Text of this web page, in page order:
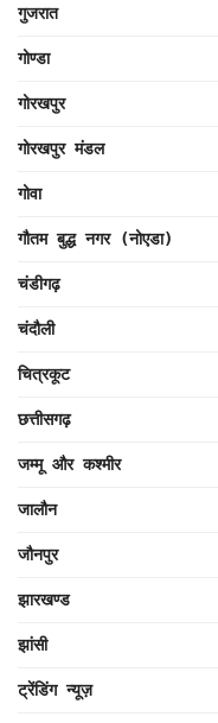
गुजरात
गोण्डा
गोरखपुर
गोरखपुर मंडल
गोवा
गौतम बुद्ध नगर (नोएडा)
चंडीगढ़
चंदौली
चित्रकूट
छत्तीसगढ़
जम्मू और कश्मीर
जालौन
जौनपुर
झारखण्ड
झांसी
ट्रेंडिंग न्यूज़